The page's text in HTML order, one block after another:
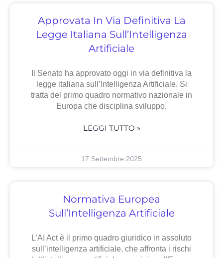
Approvata In Via Definitiva La
Legge Italiana Sull’Intelligenza
Artificiale
Il Senato ha approvato oggi in via definitiva la
legge italiana sull’Intelligenza Artificiale. Si
tratta del primo quadro normativo nazionale in
Europa che disciplina sviluppo,
LEGGI TUTTO »
17 Settembre 2025
Normativa Europea
Sull’Intelligenza Artificiale
L’AI Act è il primo quadro giuridico in assoluto
sull’intelligenza artificiale, che affronta i rischi